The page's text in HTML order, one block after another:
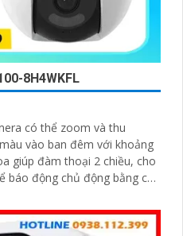
8H4WKFL
có thể zoom và thu
vào ban đêm với khoảng
giúp đàm thoại 2 chiều, cho
báo động chủ động bằng còi